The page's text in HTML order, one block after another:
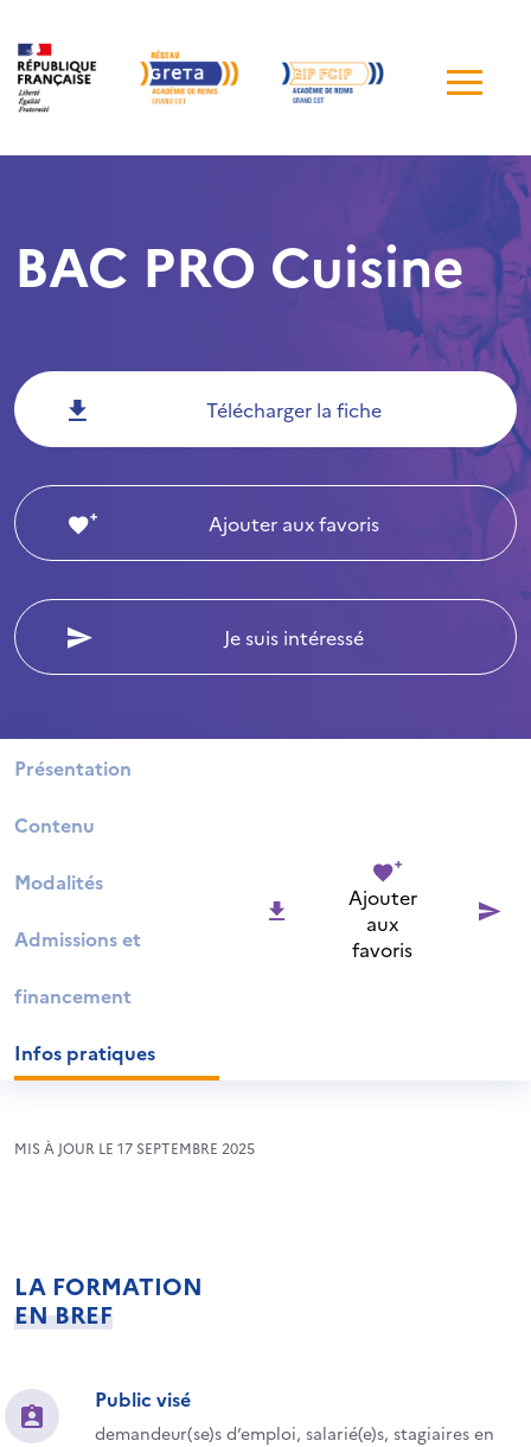
de
BAC PRO Cuisine
Télécharger la fiche
Ajouter aux favoris
Je suis intéressé
Présentation
Contenu
Modalités
Admissions et
financement
Infos pratiques
Ajouter
aux
favoris
MIS À JOUR LE 17 SEPTEMBRE 2025
LA FORMATION
EN BREF
Public visé
demandeur(se)s d’emploi, salarié(e)s, stagiaires en